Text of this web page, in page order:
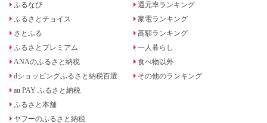
ふるなび
ふるさとチョイス
さとふる
ふるさとプレミアム
ANAのふるさと納税
dショッピングふるさと納税百選
au PAY ふるさと納税
ふるさと本舗
ヤフーのふるさと納税
還元率ランキング
家電ランキング
高額ランキング
一人暮らし
食べ物以外
その他のランキング